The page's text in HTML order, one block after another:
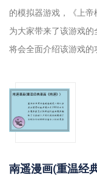
的模拟器游戏，《上
为大家带来了该游戏
将会全面介绍该游戏的
南遥漫画(重温经